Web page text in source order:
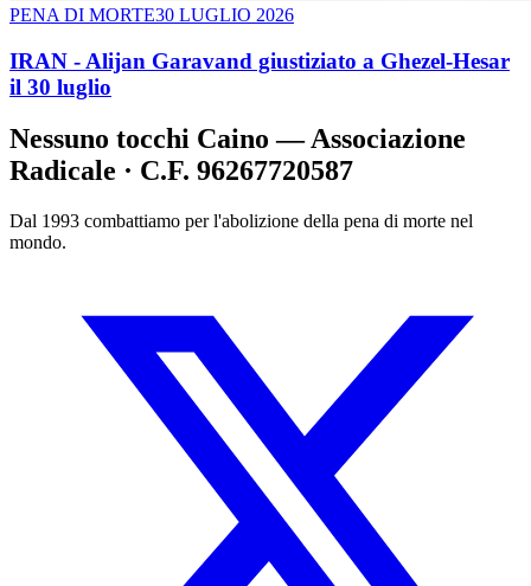
PENA DI MORTE30 LUGLIO 2026
IRAN - Alijan Garavand giustiziato a Ghezel-Hesar
il 30 luglio
Nessuno tocchi Caino — Associazione
Radicale · C.F. 96267720587
Dal 1993 combattiamo per l'abolizione della pena di morte nel
mondo.